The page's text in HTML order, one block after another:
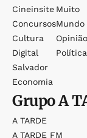
Cineinsite
Concursos
Cultura
Digital
Salvador
Economia
Muito
Mundo
Opinião
Política
GrupoA
A TARDE
A TARDE FM